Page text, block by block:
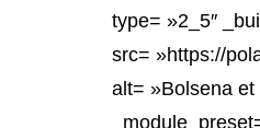
type= »2_5″
src= »https://
alt= »Bolsena